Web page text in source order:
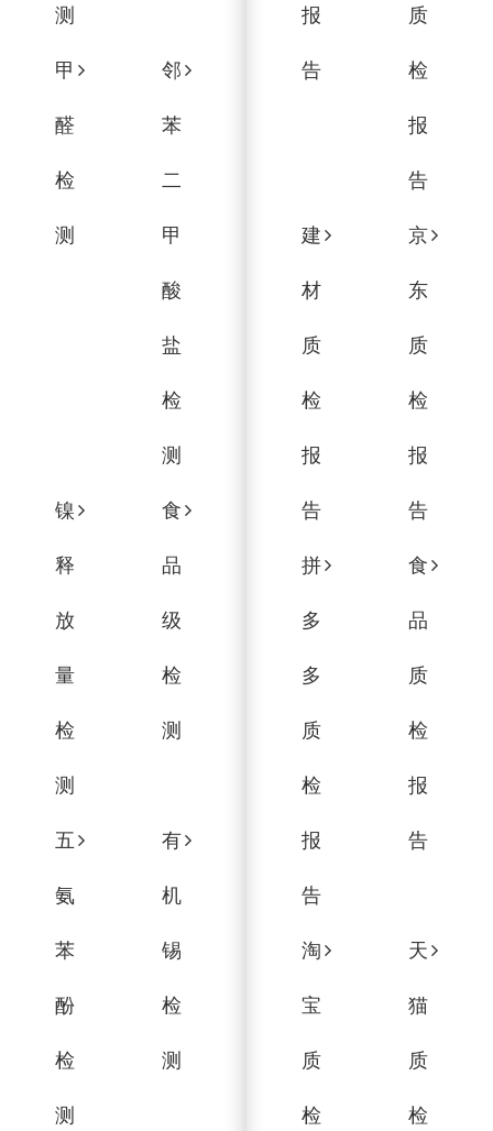
测
甲
醛
检
测
邻
苯
二
甲
酸
盐
检
测
镍
释
放
量
检
测
食
品
级
检
测
五
氨
苯
酚
检
测
有
机
锡
检
测
报
告
质
检
报
告
建
材
质
检
报
告
京
东
质
检
报
告
拼
多
多
质
检
报
告
食
品
质
检
报
告
淘
宝
质
检
天
猫
质
检